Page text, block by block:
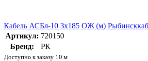
Кабель АСБл-10 3х185 ОЖ (м)
Артикул: 720150
Бренд:
РК
Доступно к заказу 10 м